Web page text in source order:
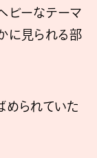
ビーなテーマ
に見られる部
められていた